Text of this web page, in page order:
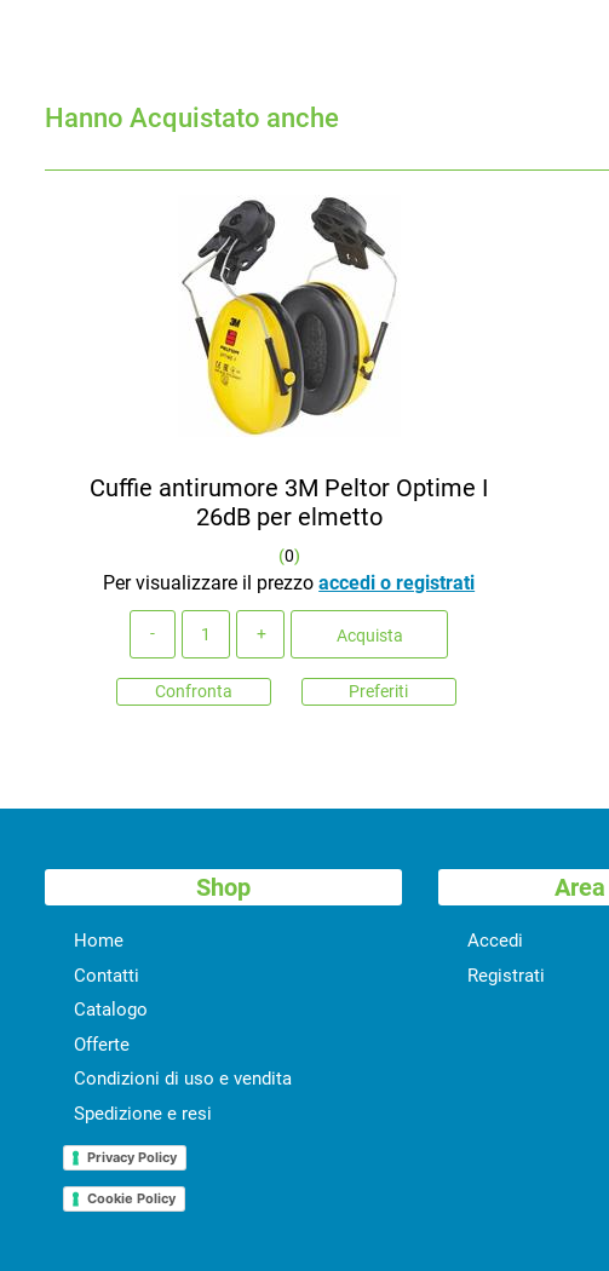
Hanno Acquistato anche
Cuffie antirumore 3M Peltor Optime I
26dB per elmetto
(0)
Per visualizzare il prezzoaccedi o registrati
Acquista
Confronta Preferiti
Shop
Home
Contatti
Catalogo
Offerte
Condizioni di uso e vendita
Spedizione e resi
Privacy Policy
Cookie Policy
Accedi
Registrati